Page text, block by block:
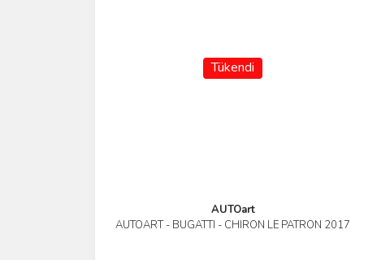
Tükendi
AUTOart
AUTOART - BUGATTI - CHIRON LE PATRON 2017
İncele